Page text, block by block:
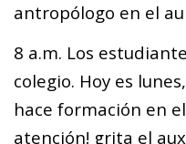
antropólogo en el
8 a.m. Los
colegio. Hoy es
hace formación en
atención! grita el